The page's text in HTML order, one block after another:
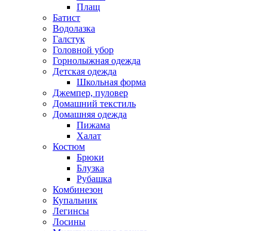
Плащ
Батист
Водолазка
Галстук
Головной убор
Горнолыжная одежда
Детская одежда
Школьная форма
Джемпер, пуловер
Домашний текстиль
Домашняя одежда
Пижама
Халат
Костюм
Брюки
Блузка
Рубашка
Комбинезон
Купальник
Легинсы
Лосины